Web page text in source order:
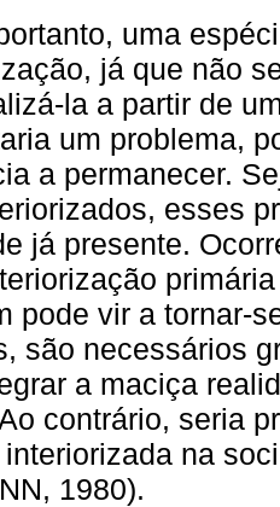
uma
já que não
la a partir de
um problema,
a permanecer.
esses
já presente.
pode vir a tornar-
são necessários
a maciça
contrário, seria
na
1980).